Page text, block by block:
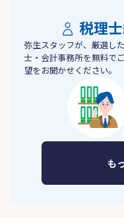
税理
弥生スタッフが、厳選し
士・会計事務所を無料で
望をお聞かせください。
も